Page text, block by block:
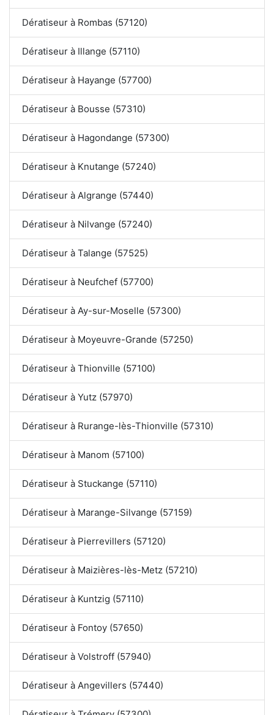
Dératiseur à Rombas (57120)
Dératiseur à Illange (57110)
Dératiseur à Hayange (57700)
Dératiseur à Bousse (57310)
Dératiseur à Hagondange (57300)
Dératiseur à Knutange (57240)
Dératiseur à Algrange (57440)
Dératiseur à Nilvange (57240)
Dératiseur à Talange (57525)
Dératiseur à Neufchef (57700)
Dératiseur à Ay-sur-Moselle (57300)
Dératiseur à Moyeuvre-Grande (57250)
Dératiseur à Thionville (57100)
Dératiseur à Yutz (57970)
Dératiseur à Rurange-lès-Thionville (57310)
Dératiseur à Manom (57100)
Dératiseur à Stuckange (57110)
Dératiseur à Marange-Silvange (57159)
Dératiseur à Pierrevillers (57120)
Dératiseur à Maizières-lès-Metz (57210)
Dératiseur à Kuntzig (57110)
Dératiseur à Fontoy (57650)
Dératiseur à Volstroff (57940)
Dératiseur à Angevillers (57440)